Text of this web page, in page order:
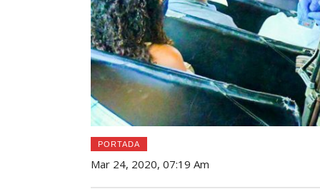
PORTADA
Mar 24, 2020, 07:19 Am